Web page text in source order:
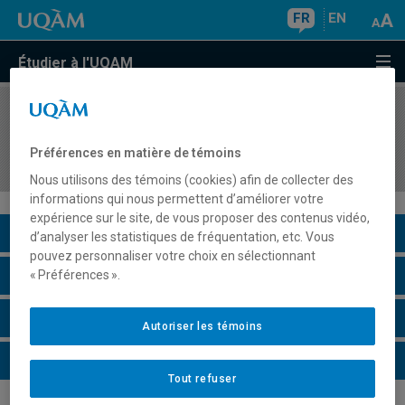
FR EN
Étudier à l'UQAM
COURS//
sociopolitique
Description du cours
Horaire - Été 2026
Horaire - Automne 2026
Horaire - Hiver 2027
Préférences en matière de témoins
Nous utilisons des témoins (cookies) afin de collecter des
informations qui nous permettent d’améliorer votre
expérience sur le site, de vous proposer des contenus vidéo,
d’analyser les statistiques de fréquentation, etc. Vous
pouvez personnaliser votre choix en sélectionnant
« Préférences ».
Tout refuser
Autoriser les témoins